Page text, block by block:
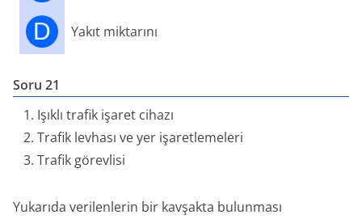
D Yakıt miktarını
Soru 21
Işıklı trafik işaret cihazı
Trafik levhası ve yer işaretlemeleri
Trafik görevlisi
Yukarıda verilenlerin bir kavşakta bulunması